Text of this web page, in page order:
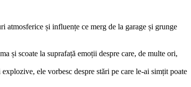
și influențe ce merg de la garage și grunge
și scoate la suprafață emoții despre care, de multe ori,
ele vorbesc despre stări pe care le-ai simțit poate